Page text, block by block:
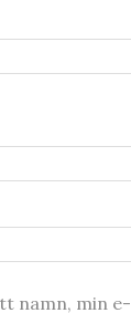
namn, min e-